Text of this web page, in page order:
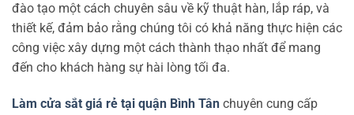
đào tạo một cách chuyên sâu về kỹ thuật hàn, lắp ráp, và
thiết kế, đảm bảo rằng chúng tôi có khả năng thực hiện các
công việc xây dựng một cách thành thạo nhất để mang
đến cho khách hàng sự hài lòng tối đa.
Làm cửa sắt giá rẻ tại quận Bình Tân chuyên cung cấp